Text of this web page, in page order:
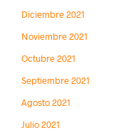
Diciembre 2021
Noviembre 2021
Octubre 2021
Septiembre 2021
Agosto 2021
Julio 2021